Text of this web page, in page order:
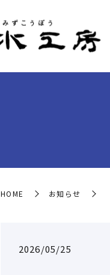
HOME お知らせ
2026/05/25